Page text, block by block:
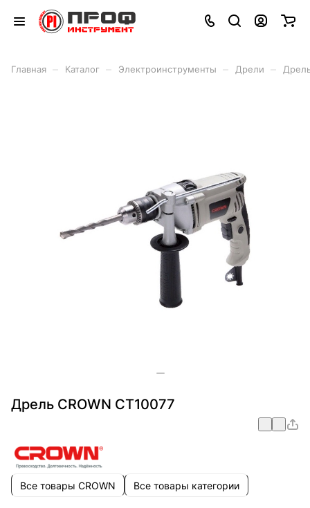
Главная Каталог Электроинструменты Дрели
Дрель CROWN CT10077
Все товары CROWN Все товары категории